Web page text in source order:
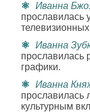
Иванна
прославилась
Иванна
прославилась
графики.
Иванна
прославилась
культурным